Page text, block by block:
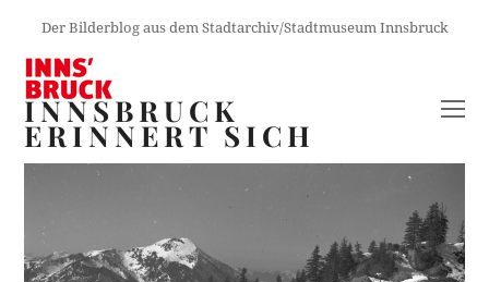
Der Bilderblog aus dem Stadtarchiv/Stadtmuseum Innsbruck
INNSBRUCK
ERINNERT SICH